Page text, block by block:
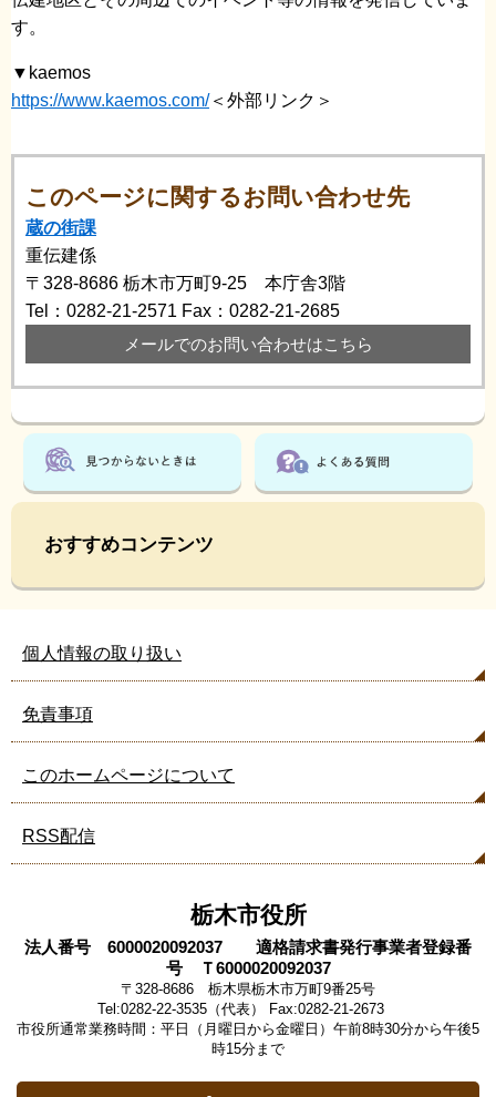
す。
▼kaemos
https://www.kaemos.com/＜外部リンク＞
このページに関するお問い合わせ先
蔵の街課
重伝建係
〒328-8686 栃木市万町9-25 本庁舎3階
Tel：0282-21-2571 Fax：0282-21-2685
メールでのお問い合わせはこちら
おすすめコンテンツ
個人情報の取り扱い
免責事項
このホームページについて
RSS配信
栃木市役所
法人番号 6000020092037 適格請求書発行事業者登録番
号 Ｔ6000020092037
〒328-8686 栃木県栃木市万町9番25号
Tel:0282-22-3535（代表） Fax:0282-21-2673
市役所通常業務時間：平日（月曜日から金曜日）午前8時30分から午後5
時15分まで